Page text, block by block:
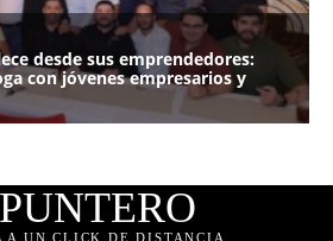
A UN CLICK DE DISTANCIA